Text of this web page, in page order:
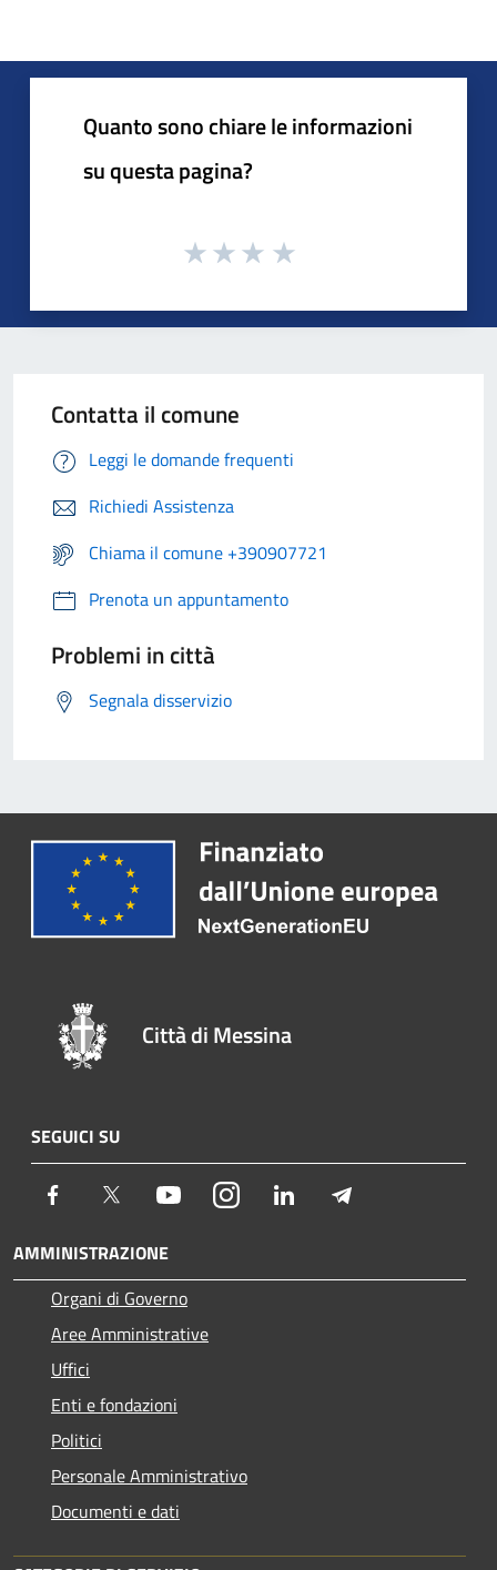
Quanto sono chiare le informazioni
su questa pagina?
Contatta il comune
Leggi le domande frequenti
Richiedi Assistenza
Chiama il comune +390907721
Prenota un appuntamento
Problemi in città
Segnala disservizio
Città di Messina
SEGUICI SU
Facebook Twitter YoutubeInstagram LinkedIn
AMMINISTRAZIONE
Organi di Governo
Aree Amministrative
Uffici
Enti e fondazioni
Politici
Personale Amministrativo
Documenti e dati